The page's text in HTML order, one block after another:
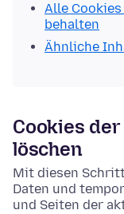
Alle
behalten
Ähnliche
Cookies
löschen
Mit diesen
Daten und
und Seiten der